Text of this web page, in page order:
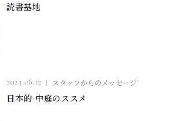
読書基地
2023.06.12 スタッフからのメッセージ
日本的 中庭のススメ